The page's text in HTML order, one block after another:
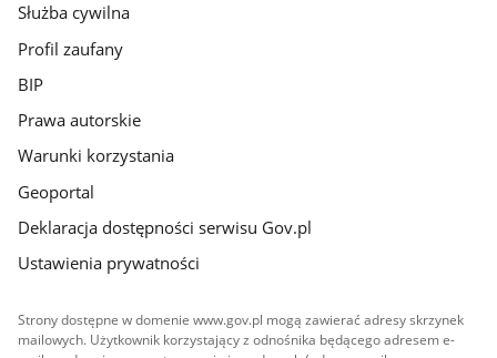
Służba cywilna
Profil zaufany
BIP
Prawa autorskie
Warunki korzystania
Geoportal
Deklaracja dostępności serwisu Gov.pl
Ustawienia prywatności
Strony dostępne w domenie www.gov.pl mogą zawierać adresy skrzynek
mailowych. Użytkownik korzystający z odnośnika będącego adresem e-